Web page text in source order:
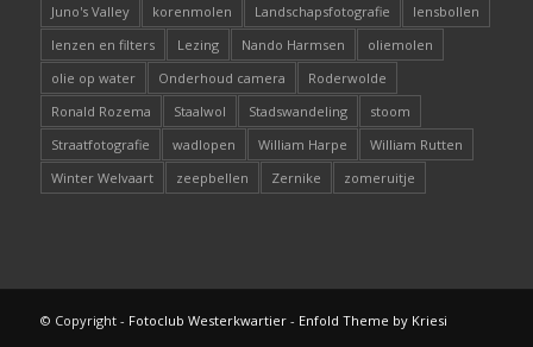
Juno's Valley
korenmolen Landschapsfotografie
lensbollen
lenzen en filters
Lezing Nando Harmsen
oliemolen
olie op water
Onderhoud camera
Roderwolde
Ronald Rozema
Staalwol Stadswandeling
stoom
Straatfotografie
wadlopen William Harpe
William Rutten
Winter Welvaart
zeepbellen Zernike zomeruitje
© Copyright - Fotoclub Westerkwartier- Enfold Theme by Kriesi